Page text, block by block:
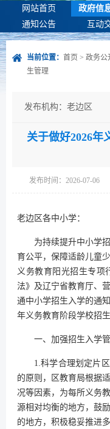
网站首页 政府信
通知公告
互动
当前位置： 首页 > 政务公
生管理
发布机构：老边区
成文日期：2026-07-06
体裁分类：通知
关于做好2026年
发布时间：2026-07-06
老边区各中小学：
为持续提升中小学
育公平，保障适龄儿童
义务教育阳光招生专项
法》及辽宁省教育厅、
通中小学招生入学的通
年义务教育阶段学校招
一、加强招生入学
1.科学合理划定片
的原则，区教育局根据
况等因素，为每所义务
源相对均衡的地方，鼓
的地方，积极稳妥推进